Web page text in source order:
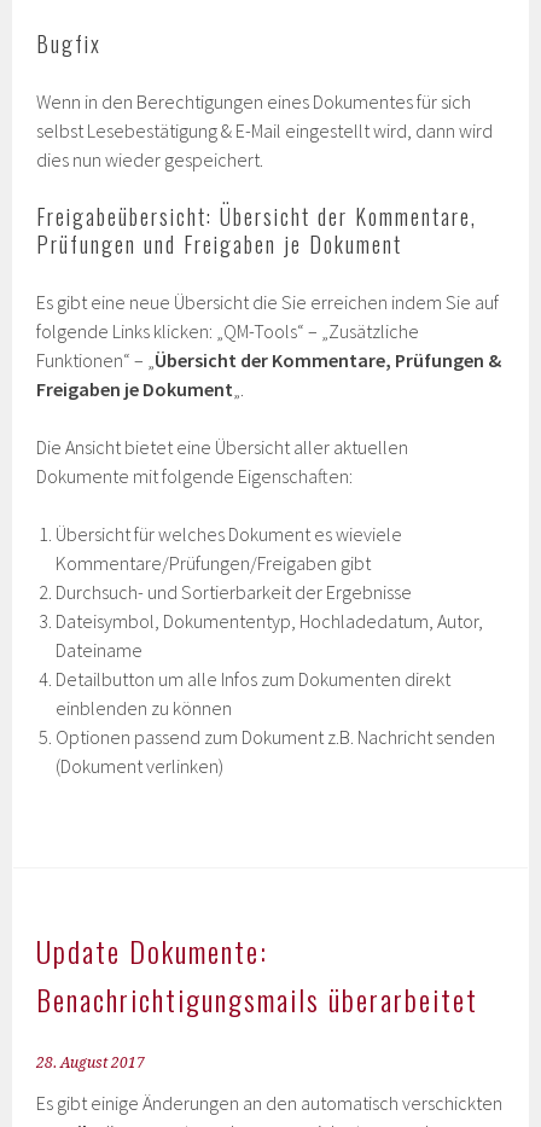
Bugfix
Wenn in den Berechtigungen eines Dokumentes für sich
selbst Lesebestätigung & E-Mail eingestellt wird, dann wird
dies nun wieder gespeichert.
Freigabeübersicht: Übersicht der Kommentare,
Prüfungen und Freigaben je Dokument
Es gibt eine neue Übersicht die Sie erreichen indem Sie auf
folgende Links klicken: „QM-Tools“ – „Zusätzliche
Funktionen“ – „ Übersicht der Kommentare, Prüfungen &
Freigaben je Dokument
Die Ansicht bietet eine Übersicht aller aktuellen
Dokumente mit folgende Eigenschaften:
Übersicht für welches Dokument es wieviele
Kommentare/Prüfungen/Freigaben gibt
Durchsuch- und Sortierbarkeit der Ergebnisse
Dateisymbol, Dokumententyp, Hochladedatum, Autor,
Dateiname
Detailbutton um alle Infos zum Dokumenten direkt
einblenden zu können
Optionen passend zum Dokument z.B. Nachricht senden
(Dokument verlinken)
Update Dokumente:
Benachrichtigungsmails überarbeitet
28. August 2017
Es gibt einige Änderungen an den automatisch verschickten